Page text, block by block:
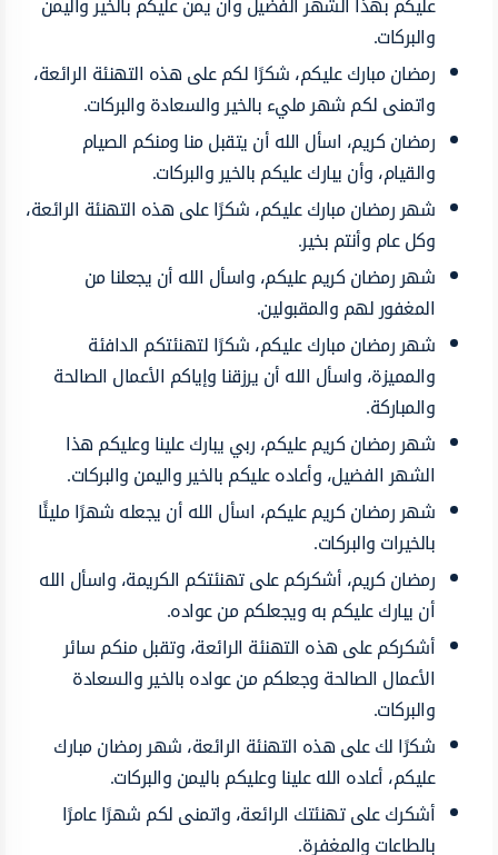
والبركات.
رمضان مبارك عليكم، شكرًا لكم على هذه التهنئة الرائعة،
واتمنى لكم شهر مليء بالخير والسعادة والبركات.
رمضان كريم، اسأل الله أن يتقبل منا ومنكم الصيام
والقيام، وأن يبارك عليكم بالخير والبركات.
شهر رمضان مبارك عليكم، شكرًا على هذه التهنئة الرائعة،
وكل عام وأنتم بخير.
شهر رمضان كريم عليكم، واسأل الله أن يجعلنا من
المغفور لهم والمقبولين.
شهر رمضان مبارك عليكم، شكرًا لتهنئتكم الدافئة
والمميزة، واسأل الله أن يرزقنا وإياكم الأعمال الصالحة
والمباركة.
شهر رمضان كريم عليكم، ربي يبارك علينا وعليكم هذا
الشهر الفضيل، وأعاده عليكم بالخير واليمن والبركات.
شهر رمضان كريم عليكم، اسأل الله أن يجعله شهرًا مليئًا
بالخيرات والبركات.
رمضان كريم، أشكركم على تهنئتكم الكريمة، واسأل الله
أن يبارك عليكم به ويجعلكم من عواده.
أشكركم على هذه التهنئة الرائعة، وتقبل منكم سائر
الأعمال الصالحة وجعلكم من عواده بالخير والسعادة
والبركات.
شكرًا لك على هذه التهنئة الرائعة، شهر رمضان مبارك
عليكم، أعاده الله علينا وعليكم باليمن والبركات.
أشكرك على تهنئتك الرائعة، واتمنى لكم شهرًا عامرًا
بالطاعات والمغفرة.